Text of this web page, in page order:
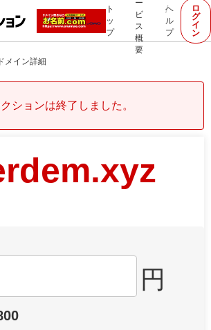
ト
ッ
プ
ー
ビ
ス
概
要
ヘ
ル
プ
ロ
グ
イ
ン
ドメイン詳細
ションは終了しました。
円